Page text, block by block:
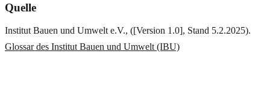
Quelle
Institut Bauen und Umwelt e.V., ([Version 1.0], Stand 5.2.2025).
Glossar des Institut Bauen und Umwelt (IBU)